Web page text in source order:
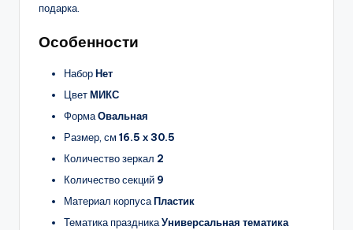
подарка.
Особенности
НаборНет
ЦветМИКС
ФормаОвальная
Размер, см 16.5 х 30.5
Количество зеркал 2
Количество секций 9
Материал корпусаПластик
Тематика праздникаУниверсальная тематика